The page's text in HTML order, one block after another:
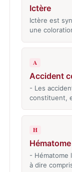
Ictère
Ictère est
une
A
Accident
- Les
constituent,
H
- Hématome
à dire